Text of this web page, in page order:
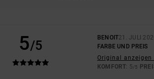
5/5
BENOIT21. JULI
FARBE UND PREIS
Original anzeigen
KOMFORT: 5/5